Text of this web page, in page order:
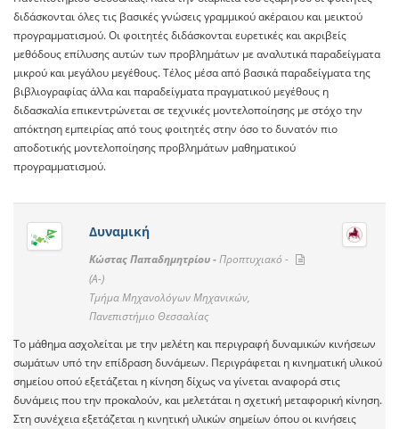
διδάσκονται όλες τις βασικές γνώσεις γραμμικού ακέραιου και μεικτού
προγραμματισμού. Οι φοιτητές διδάσκονται ευρετικές και ακριβείς
μεθόδους επίλυσης αυτών των προβλημάτων με αναλυτικά παραδείγματα
μικρού και μεγάλου μεγέθους. Τέλος μέσα από βασικά παραδείγματα της
βιβλιογραφίας άλλα και παραδείγματα πραγματικού μεγέθους η
διδασκαλία επικεντρώνεται σε τεχνικές μοντελοποίησης με στόχο την
απόκτηση εμπειρίας από τους φοιτητές στην όσο το δυνατόν πιο
αποδοτικής μοντελοποίησης προβλημάτων μαθηματικού
προγραμματισμού.
Δυναμική
Κώστας Παπαδημητρίου -Προπτυχιακό -
(A-)
Τμήμα Μηχανολόγων Μηχανικών,
Πανεπιστήμιο Θεσσαλίας
Το μάθημα ασχολείται με την μελέτη και περιγραφή δυναμικών κινήσεων
σωμάτων υπό την επίδραση δυνάμεων. Περιγράφεται η κινηματική υλικού
σημείου οπού εξετάζεται η κίνηση δίχως να γίνεται αναφορά στις
δυνάμεις που την προκαλούν, και μελετάται η σχετική μεταφορική κίνηση.
Στη συνέχεια εξετάζεται η κινητική υλικών σημείων όπου οι κινήσεις